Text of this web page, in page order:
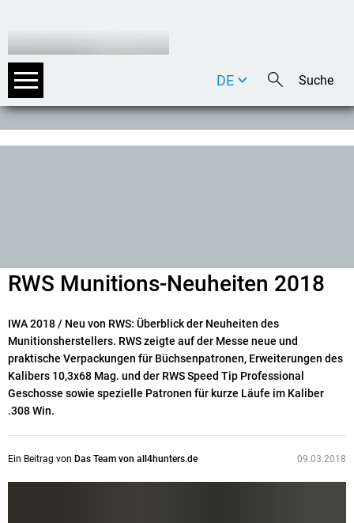
DE
EN
RWS Munitions-Neuheiten 2018
IWA 2018 / Neu von RWS: Überblick der Neuheiten des
Munitionsherstellers. RWS zeigte auf der Messe neue und
praktische Verpackungen für Büchsenpatronen, Erweiterungen des
Kalibers 10,3x68 Mag. und der RWS Speed Tip Professional
Geschosse sowie spezielle Patronen für kurze Läufe im Kaliber
.308 Win.
Ein Beitrag von Das Team von all4hunters.de 09.03.2018